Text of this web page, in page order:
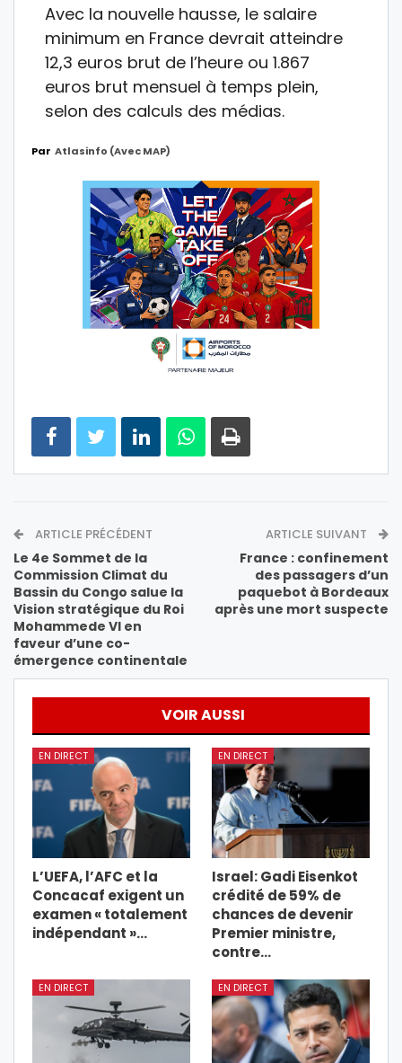
Avec la nouvelle hausse, le salaire
minimum en France devrait atteindre
12,3 euros brut de l’heure ou 1.867
euros brut mensuel à temps plein,
selon des calculs des médias.
Par Atlasinfo (avec MAP)
ARTICLE PRÉCÉDENT
Le 4e Sommet de la
Commission Climat du
Bassin du Congo salue la
Vision stratégique du Roi
Mohammede VI en
faveur d’une co-
émergence continentale
ARTICLE SUIVANT
France : confinement
des passagers d’un
paquebot à Bordeaux
après une mort suspecte
VOIR AUSSI
EN DIRECT
L’UEFA, l’AFC et la
Concacaf exigent un
examen « totalement
indépendant »…
EN DIRECT
Israel: Gadi Eisenkot
crédité de 59% de
chances de devenir
Premier ministre,
contre…
EN DIRECT EN DIRECT